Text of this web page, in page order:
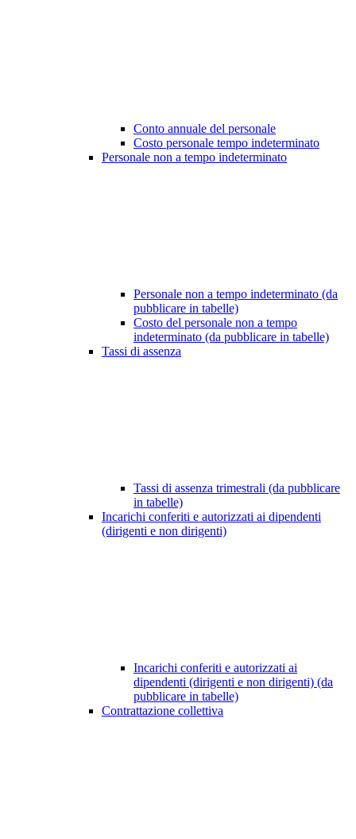
Conto annuale del personale
Costo personale tempo indeterminato
Personale non a tempo indeterminato
Personale non a tempo indeterminato (da
pubblicare in tabelle)
Costo del personale non a tempo
indeterminato (da pubblicare in tabelle)
Tassi di assenza
Tassi di assenza trimestrali (da pubblicare
in tabelle)
Incarichi conferiti e autorizzati ai dipendenti
(dirigenti e non dirigenti)
Incarichi conferiti e autorizzati ai
dipendenti (dirigenti e non dirigenti) (da
pubblicare in tabelle)
Contrattazione collettiva